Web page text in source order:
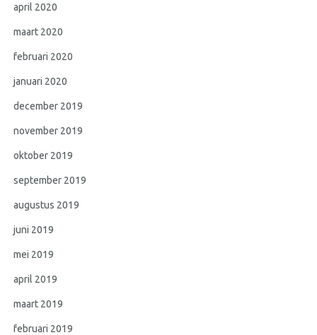
april 2020
maart 2020
februari 2020
januari 2020
december 2019
november 2019
oktober 2019
september 2019
augustus 2019
juni 2019
mei 2019
april 2019
maart 2019
februari 2019